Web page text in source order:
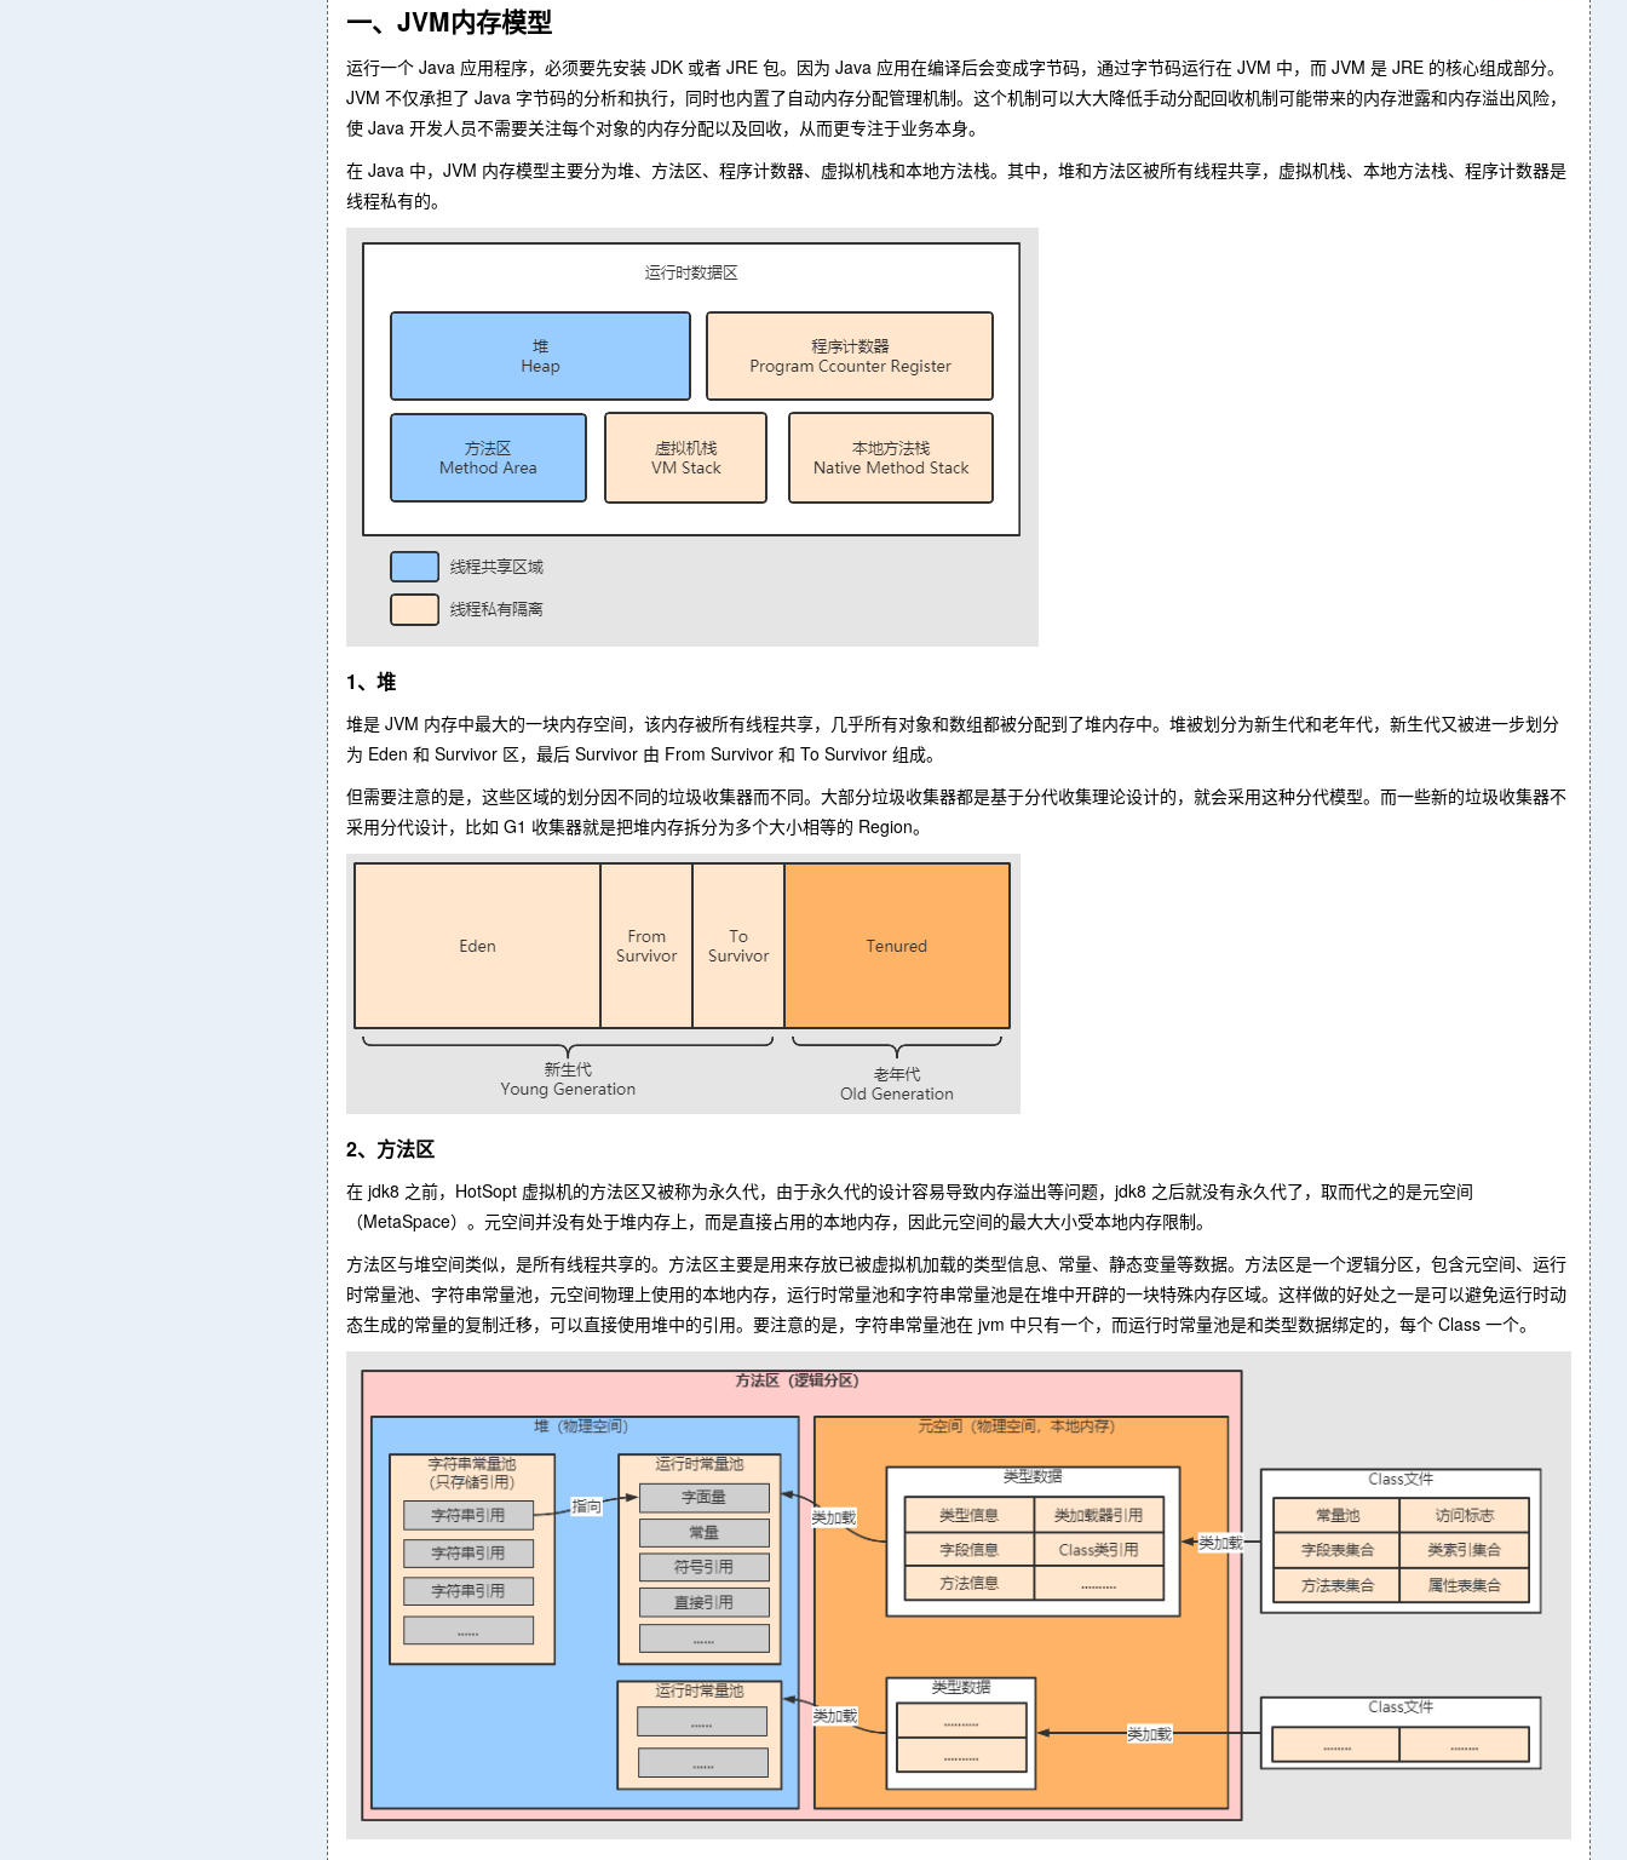
一、JVM内存模型
运行一个 Java 应用程序，必须要先安装 JDK 或者 JRE 包。因为 Java 应用在编译后会变成字节码，通过字节码运行在 JVM 中，而 JVM 是 JRE 的核心组成部分。
JVM 不仅承担了 Java 字节码的分析和执行，同时也内置了自动内存分配管理机制。这个机制可以大大降低手动分配回收机制可能带来的内存泄露和内存溢出风险，
使 Java 开发人员不需要关注每个对象的内存分配以及回收，从而更专注于业务本身。
在 Java 中，JVM 内存模型主要分为堆、方法区、程序计数器、虚拟机栈和本地方法栈。其中，堆和方法区被所有线程共享，虚拟机栈、本地方法栈、程序计数器是
线程私有的。
1、堆
堆是 JVM 内存中最大的一块内存空间，该内存被所有线程共享，几乎所有对象和数组都被分配到了堆内存中。堆被划分为新生代和老年代，新生代又被进一步划分
为 Eden 和 Survivor 区，最后 Survivor 由 From Survivor 和 To Survivor 组成。
但需要注意的是，这些区域的划分因不同的垃圾收集器而不同。大部分垃圾收集器都是基于分代收集理论设计的，就会采用这种分代模型。而一些新的垃圾收集器不
采用分代设计，比如 G1 收集器就是把堆内存拆分为多个大小相等的 Region。
2、方法区
在 jdk8 之前，HotSopt 虚拟机的方法区又被称为永久代，由于永久代的设计容易导致内存溢出等问题，jdk8 之后就没有永久代了，取而代之的是元空间
（MetaSpace）。元空间并没有处于堆内存上，而是直接占用的本地内存，因此元空间的最大大小受本地内存限制。
方法区与堆空间类似，是所有线程共享的。方法区主要是用来存放已被虚拟机加载的类型信息、常量、静态变量等数据。方法区是一个逻辑分区，包含元空间、运行
时常量池、字符串常量池，元空间物理上使用的本地内存，运行时常量池和字符串常量池是在堆中开辟的一块特殊内存区域。这样做的好处之一是可以避免运行时动
态生成的常量的复制迁移，可以直接使用堆中的引用。要注意的是，字符串常量池在 jvm 中只有一个，而运行时常量池是和类型数据绑定的，每个 Class 一个。